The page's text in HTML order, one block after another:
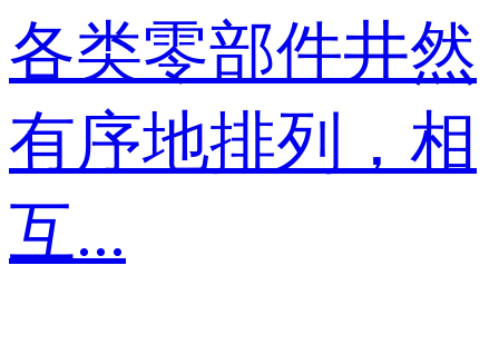
各类零部件井然
有序地排列，相
互...